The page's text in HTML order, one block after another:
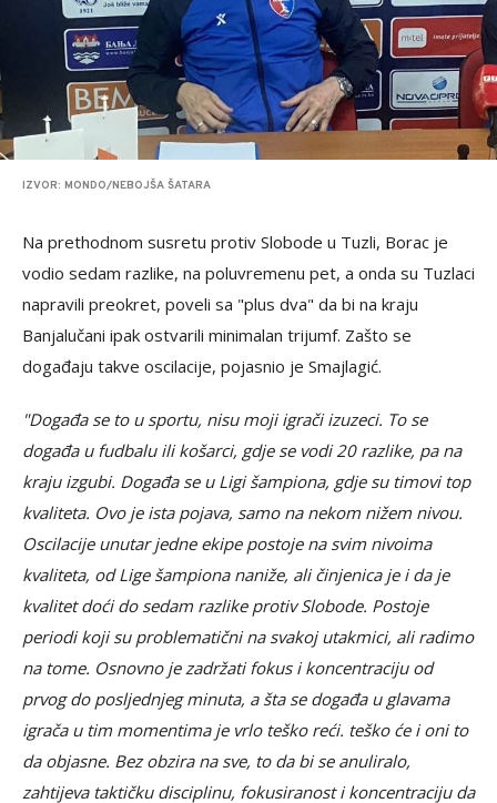
IZVOR: MONDO/NEBOJŠA ŠATARA
Na prethodnom susretu protiv Slobode u Tuzli, Borac je
vodio sedam razlike, na poluvremenu pet, a onda su Tuzlaci
napravili preokret, poveli sa "plus dva" da bi na kraju
Banjalučani ipak ostvarili minimalan trijumf. Zašto se
događaju takve oscilacije, pojasnio je Smajlagić.
"Događa se to u sportu, nisu moji igrači izuzeci. To se
događa u fudbalu ili košarci, gdje se vodi 20 razlike, pa na
kraju izgubi. Događa se u Ligi šampiona, gdje su timovi top
kvaliteta. Ovo je ista pojava, samo na nekom nižem nivou.
Oscilacije unutar jedne ekipe postoje na svim nivoima
kvaliteta, od Lige šampiona naniže, ali činjenica je i da je
kvalitet doći do sedam razlike protiv Slobode. Postoje
periodi koji su problematični na svakoj utakmici, ali radimo
na tome. Osnovno je zadržati fokus i koncentraciju od
prvog do posljednjeg minuta, a šta se događa u glavama
igrača u tim momentima je vrlo teško reći. teško će i oni to
da objasne. Bez obzira na sve, to da bi se anuliralo,
zahtijeva taktičku disciplinu, fokusiranost i koncentraciju da